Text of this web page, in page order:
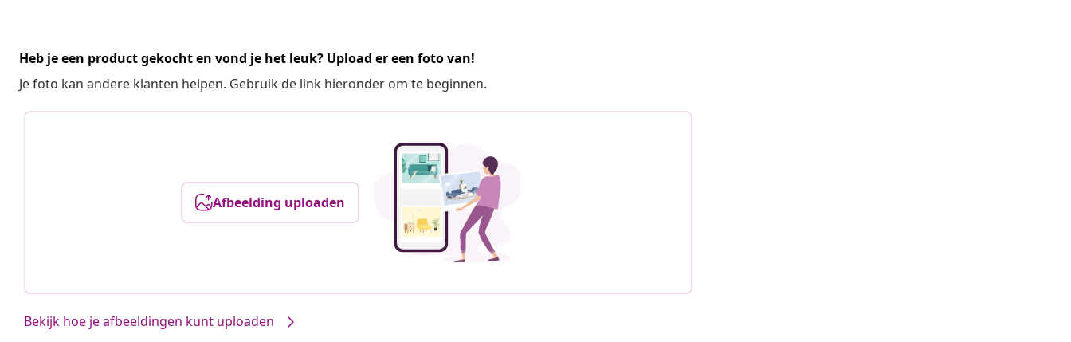
Heb je een product gekocht en vond je het leuk? Upload er een foto van!
Je foto kan andere klanten helpen. Gebruik de link hieronder om te beginnen.
Afbeelding uploaden
Bekijk hoe je afbeeldingen kunt uploaden